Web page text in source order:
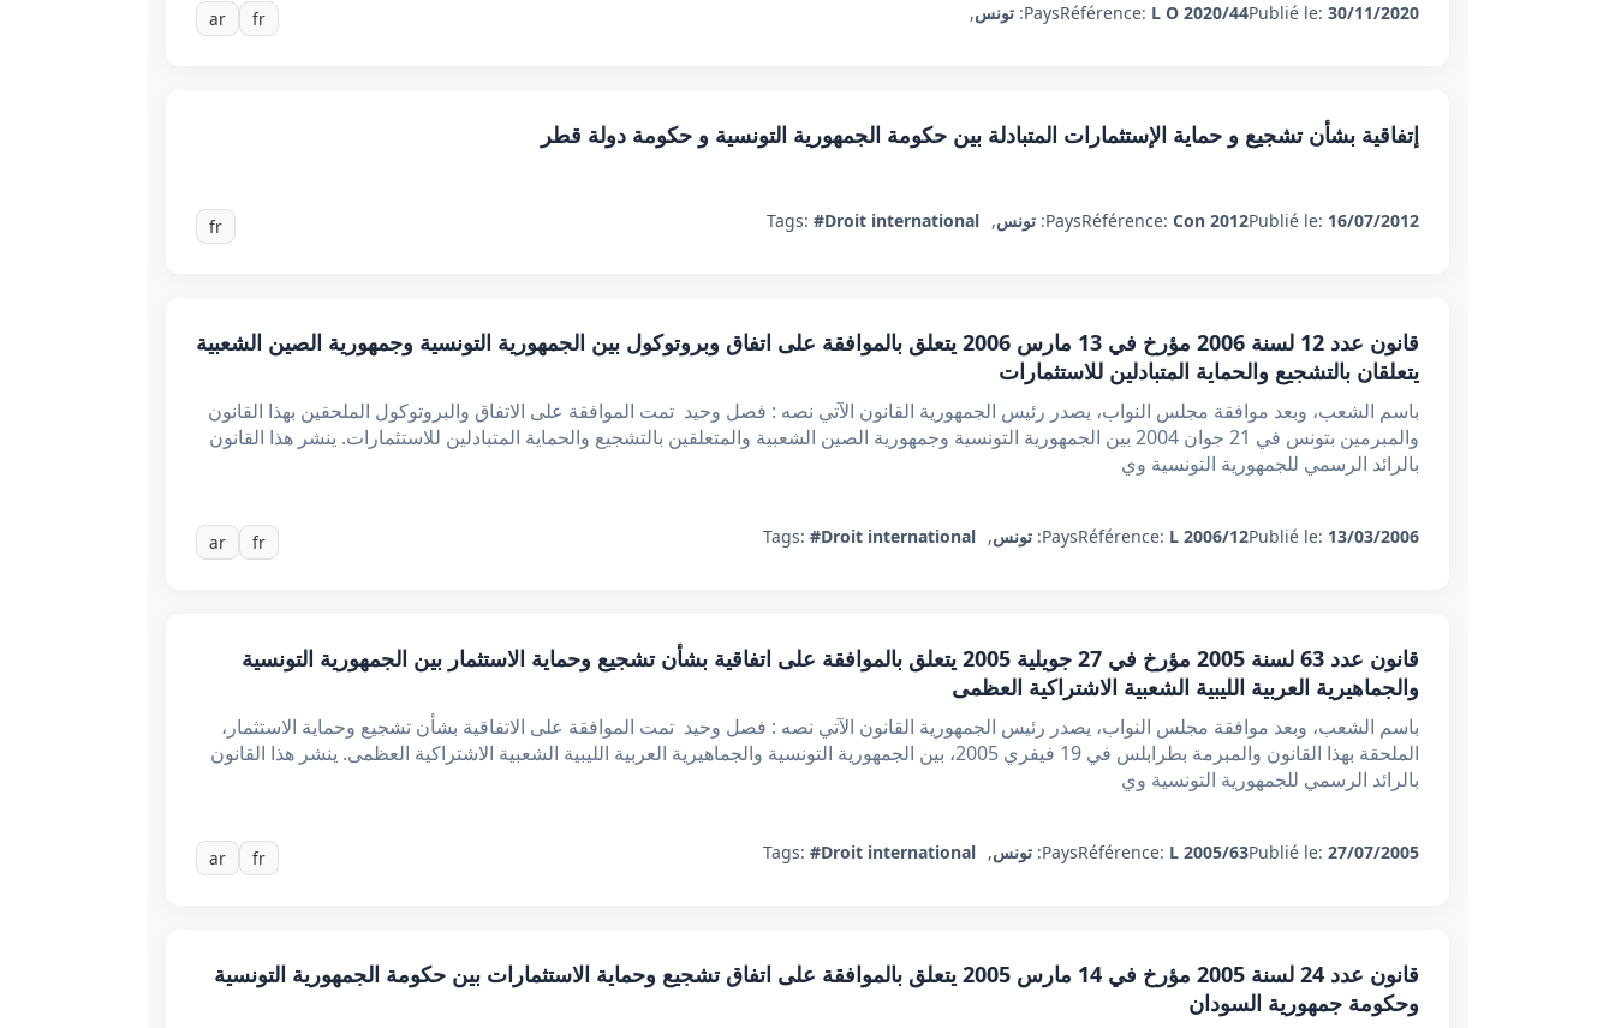
Publié le: 30/11/2020
Référence: L O 2020/44
Pays: تونس,
fr
ar
إتفاقية بشأن تشجيع و حماية الإستثمارات المتبادلة بين حكومة الجمهورية التونسية و حكومة دولة قطر
Publié le: 16/07/2012
Référence: Con 2012
Pays: تونس,
Tags: #Droit international
fr
قانون عدد 12 لسنة 2006 مؤرخ في 13 مارس 2006 يتعلق بالموافقة على اتفاق وبروتوكول بين الجمهورية التونسية وجمهورية الصين الشعبية
يتعلقان بالتشجيع والحماية المتبادلين للاستثمارات
باسم الشعب، وبعد موافقة مجلس النواب، يصدر رئيس الجمهورية القانون الآتي نصه : فصل وحيد تمت الموافقة على الاتفاق والبروتوكول الملحقين بهذا القانون
والمبرمين بتونس في 21 جوان 2004 بين الجمهورية التونسية وجمهورية الصين الشعبية والمتعلقين بالتشجيع والحماية المتبادلين للاستثمارات. ينشر هذا القانون
بالرائد الرسمي للجمهورية التونسية وي
Publié le: 13/03/2006
Référence: L 2006/12
Pays: تونس,
Tags: #Droit international
fr
ar
قانون عدد 63 لسنة 2005 مؤرخ في 27 جويلية 2005 يتعلق بالموافقة على اتفاقية بشأن تشجيع وحماية الاستثمار بين الجمهورية التونسية
والجماهيرية العربية الليبية الشعبية الاشتراكية العظمى
باسم الشعب، وبعد موافقة مجلس النواب، يصدر رئيس الجمهورية القانون الآتي نصه : فصل وحيد تمت الموافقة على الاتفاقية بشأن تشجيع وحماية الاستثمار،
الملحقة بهذا القانون والمبرمة بطرابلس في 19 فيفري 2005، بين الجمهورية التونسية والجماهيرية العربية الليبية الشعبية الاشتراكية العظمى. ينشر هذا القانون
بالرائد الرسمي للجمهورية التونسية وي
Publié le: 27/07/2005
Référence: L 2005/63
Pays: تونس,
Tags: #Droit international
fr
ar
قانون عدد 24 لسنة 2005 مؤرخ في 14 مارس 2005 يتعلق بالموافقة على اتفاق تشجيع وحماية الاستثمارات بين حكومة الجمهورية التونسية
وحكومة جمهورية السودان